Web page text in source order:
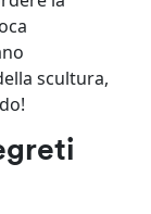
scultura,